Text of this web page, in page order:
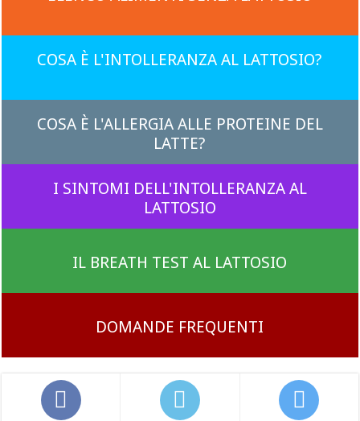
COSA È L'INTOLLERANZA AL LATTOSIO?
COSA È L'ALLERGIA ALLE PROTEINE DEL
LATTE?
I SINTOMI DELL'INTOLLERANZA AL
LATTOSIO
IL BREATH TEST AL LATTOSIO
DOMANDE FREQUENTI